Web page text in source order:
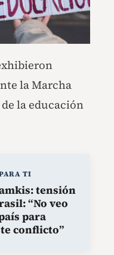
la Marcha
la educación
TI
tensión
“No veo
para
conflicto”